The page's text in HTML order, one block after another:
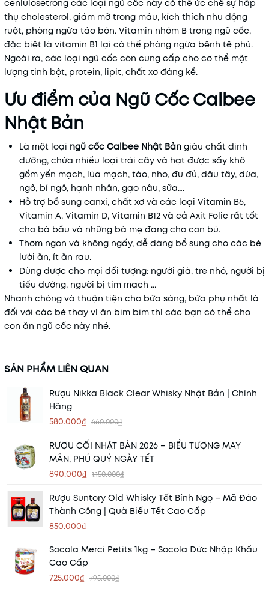
cenlulosetrong các loại ngũ cốc này có thể ức chế sự hấp
thụ cholesterol, giảm mỡ trong máu, kích thích nhu động
ruột, phòng ngừa táo bón. Vitamin nhóm B trong ngũ cốc,
đặc biệt là vitamin B1 lại có thể phòng ngừa bệnh tê phù.
Ngoài ra, các loại ngũ cốc còn cung cấp cho cơ thể một
lượng tinh bột, protein, lipit, chất xơ đáng kể.
Ưu điểm của Ngũ Cốc Calbee
Nhật Bản
Là một loại ngũ cốc Calbee Nhật Bản giàu chất dinh
dưỡng, chứa nhiều loại trái cây và hạt được sấy khô
gồm yến mạch, lúa mạch, táo, nho, đu đủ, dâu tây, dừa,
ngô, bí ngô, hạnh nhân, gạo nâu, sữa….
Hỗ trợ bổ sung canxi, chất xơ và các loại Vitamin B6,
Vitamin A, Vitamin D, Vitamin B12 và cả Axit Folic rất tốt
cho bà bầu và những bà mẹ đang cho con bú.
Thơm ngon và không ngấy, dễ dàng bổ sung cho các bé
lười ăn, ít ăn rau.
Dùng được cho mọi đối tượng: người già, trẻ nhỏ, người bị
tiểu đường, người bị tim mạch ...
Nhanh chóng và thuận tiện cho bữa sáng, bữa phụ nhất là
đối với các bé thay vì ăn bim bim thì các bạn có thể cho
con ăn ngũ cốc này nhé.
SẢN PHẨM LIÊN QUAN
Rượu Nikka Black Clear Whisky Nhật Bản | Chính
Hãng
580.000₫ 660.000₫
RƯỢU CỐI NHẬT BẢN 2026 – BIỂU TƯỢNG MAY
MẮN, PHÚ QUÝ NGÀY TẾT
890.000₫ 1.150.000₫
Rượu Suntory Old Whisky Tết Bính Ngọ – Mã Đáo
Thành Công | Quà Biếu Tết Cao Cấp
850.000₫
Socola Merci Petits 1kg – Socola Đức Nhập Khẩu
Cao Cấp
725.000₫ 795.000₫